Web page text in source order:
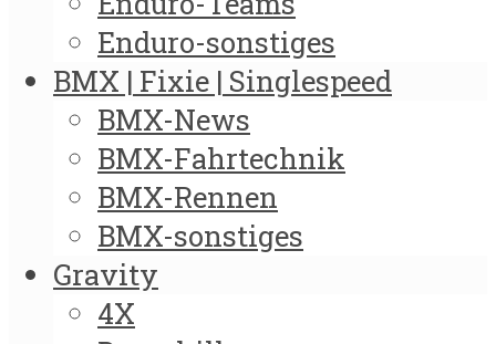
Enduro-sonstiges
BMX | Fixie | Singlespeed
BMX-News
BMX-Fahrtechnik
BMX-Rennen
BMX-sonstiges
Gravity
4X